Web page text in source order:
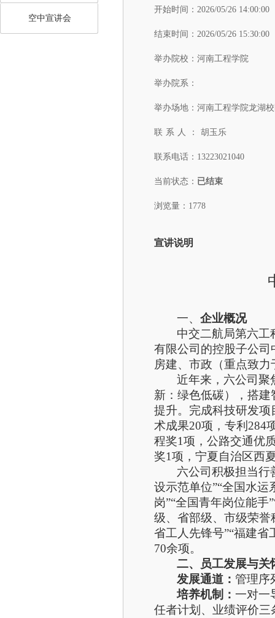
空中宣讲会
开始时间： 2026/05/26 14:00:00
结束时间： 2026/05/26 15:30:00
举办院校： 河南工程学院
举办院系：
举办场地： 河南工程学院龙湖
联系人： 胡玉乐
联系电话： 13223021040
当前状态： 已结束
浏览量：1778
宣讲说明
一、 企业概况
中交二航局第六工
有限公司的控股子公司
房建、 市政（重点致力
近年来，六公司聚
新：绿色低碳），搭
提升。完成科技研发项
术成果20项，专利284
程奖1项，公路交通优
奖1项，宁夏自治区西
六公司积极担当行
设示范单位”“全国水运
岗”“全国青年岗位能手
级、省部级、市级荣誉
省工人先锋号”“福建省
70余项。
二、员工发展与关
发展通道： 管理序
培养机制： 一对一
任者计划、业绩评价